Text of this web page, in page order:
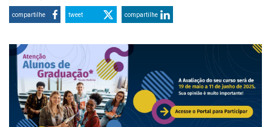
compartilhe tweet compartilhe